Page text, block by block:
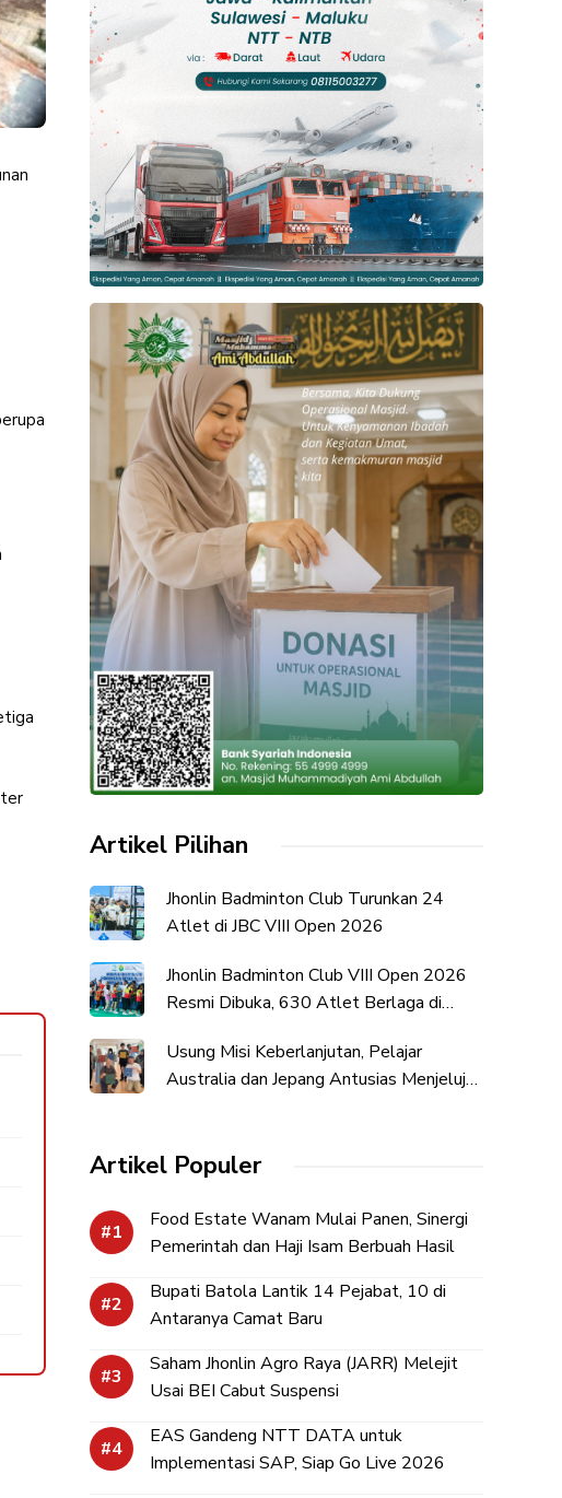
Artikel Pilihan
Jhonlin Badminton Club Turunkan 24
Atlet di JBC VIII Open 2026
Jhonlin Badminton Club VIII Open 2026
Resmi Dibuka, 630 Atlet Berlaga di
Usung Misi Keberlanjutan, Pelajar
Australia dan Jepang Antusias Menjelujur
Artikel Populer
Food Estate Wanam Mulai Panen, Sinergi
Pemerintah dan Haji Isam Berbuah Hasil
Bupati Batola Lantik 14 Pejabat, 10 di
Antaranya Camat Baru
Saham Jhonlin Agro Raya (JARR) Melejit
Usai BEI Cabut Suspensi
EAS Gandeng NTT DATA untuk
Implementasi SAP, Siap Go Live 2026